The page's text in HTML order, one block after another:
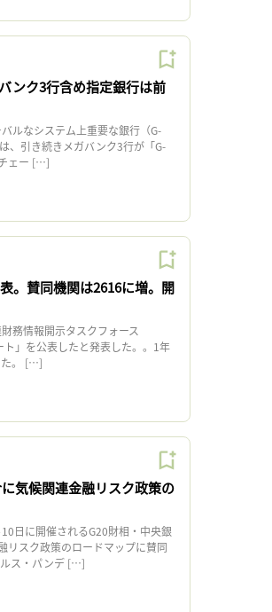
ンク3行含め指定銀行は前
ルなシステム上重要な銀行（G-
、引き続きメガバンク3行が「G-
ェー […]
。賛同機関は2616に増。開
務情報開示タスクフォース
ト」を公表したと発表した。。1年
た。 […]
気候関連金融リスク政策の
日に開催されるG20財相・中央銀
リスク政策のロードマップに賛同
ルス・パンデ […]